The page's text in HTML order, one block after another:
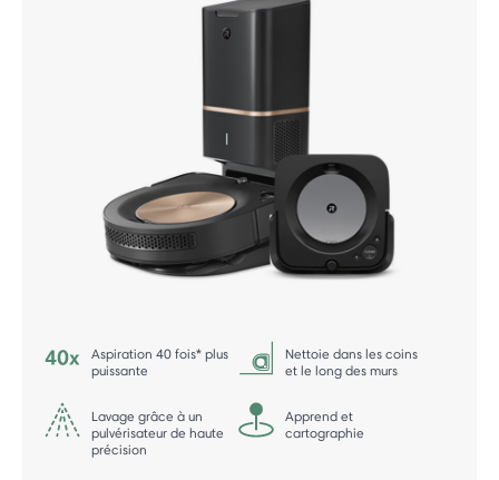
Aspiration 40 fois* plus
puissante
Nettoie dans les coins
et le long des murs
Lavage grâce à un
pulvérisateur de haute
précision
Apprend et
cartographie